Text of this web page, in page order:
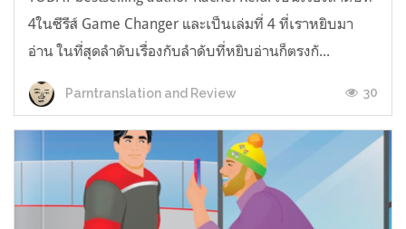
4ในซีรีส์ Game Changer และเป็นเล่มที่ 4 ที่เราหยิบมา
อ่าน ในที่สุดลำดับเรื่องกับลำดับที่หยิบอ่านก็ตรงกั...
Parntranslation and Review 30